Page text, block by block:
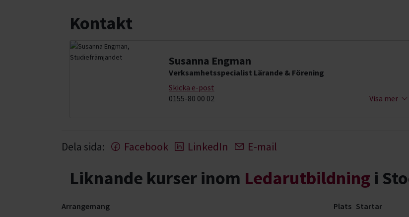
Kontakt
Susanna Engman
Verksamhetsspecialist Lärande & Förening
Skicka e-post
0155-80 00 02
Visa mer
Dela sida: Facebook LinkedIn E-mail
Liknande kurser inom Ledarutbildning i
Arrangemang Plats Startar